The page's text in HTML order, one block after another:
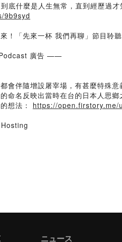
底什麼是人生無常，直到經歷過
9b9syd
！「先來一杯 我們再聊」節目聆
廣告 ——
會伴隨增設屠宰場，有甚麼特殊
命名反映出當時在台的日本人思
想法： https://open.firstory.me/
ニュース